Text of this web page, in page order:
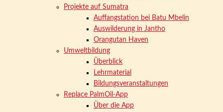
Projekte auf Sumatra
Auffangstation bei Batu Mbelin
Auswilderung in Jantho
Orangutan Haven
Umweltbildung
Überblick
Lehrmaterial
Bildungsveranstaltungen
Replace PalmOil-App
Über die App